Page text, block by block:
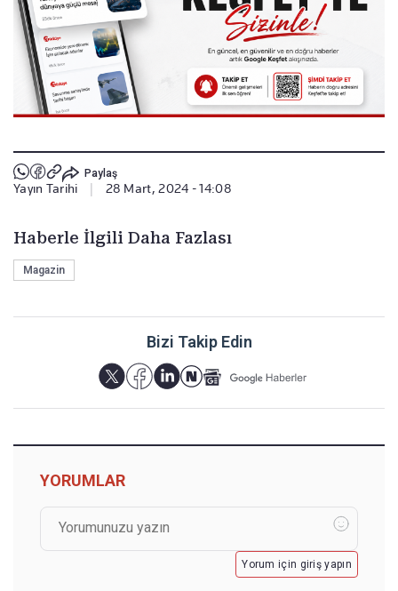
Paylaş
Yayın Tarihi 28 Mart, 2024 - 14:08
Haberle İlgili Daha Fazlası
Magazin
Bizi Takip Edin
YORUMLAR
Yorum için giriş yapın